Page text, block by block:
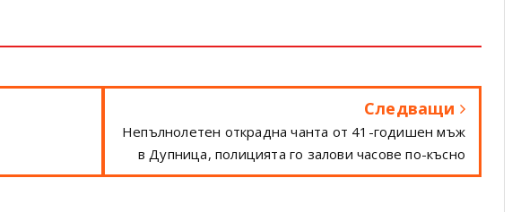
Следващи
Непълнолетен открадна чанта от 41-годишен мъж
в Дупница, полицията го залови часове по-късно